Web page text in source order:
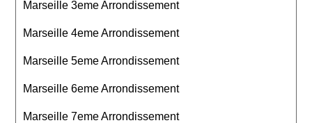
Marseille 3eme Arrondissement
Marseille 4eme Arrondissement
Marseille 5eme Arrondissement
Marseille 6eme Arrondissement
Marseille 7eme Arrondissement